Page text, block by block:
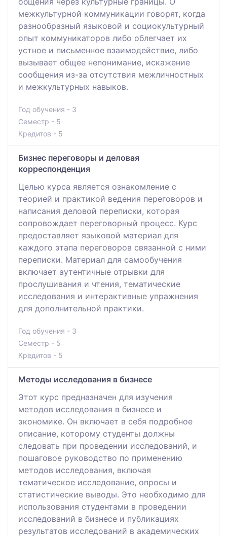
межкультурной коммуникации говорят, когда
разнообразный языковой и социокультурный
опыт коммуникаторов либо облегчает их
устное и письменное взаимодействие, либо
вызывает общее непонимание, искажение
сообщения из-за отсутствия межличностных
и межкультурных навыков.
Год обучения - 3
Семестр - 5
Кредитов - 5
Бизнес переговоры и деловая
корреспонденция
Целью курса является ознакомление с
теорией и практикой ведения переговоров и
написания деловой переписки, которая
сопровождает переговорный процесс. Курс
предоставляет языковой материал для
каждого этапа переговоров связанной с ними
переписки. Материал для самообучения
включает аутентичные отрывки для
прослушивания и чтения, тематические
исследования и интерактивные упражнения
для дополнительной практики.
Год обучения - 3
Семестр - 5
Кредитов - 5
Методы исследования в бизнесе
Этот курс предназначен для изучения
методов исследования в бизнесе и
экономике. Он включает в себя подробное
описание, которому студенты должны
следовать при проведении исследований, и
пошаговое руководство по применению
методов исследования, включая
тематическое исследование, опросы и
статистические выводы. Это необходимо для
использования студентами в проведении
исследований в бизнесе и публикациях
результатов исследований в академических